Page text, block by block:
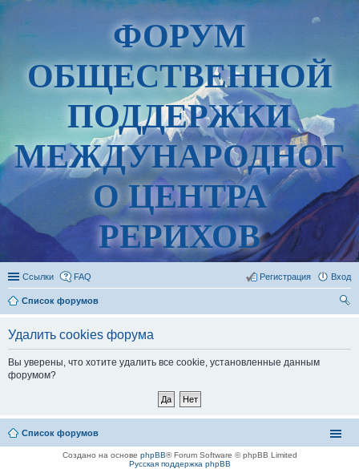
ФОРУМ
ОБЩЕСТВЕННОЙ
ПОДДЕРЖКИ
МЕЖДУНАРОДНОГ
О ЦЕНТРА
РЕРИХОВ
Ссылки FAQ Вход
Регистрация
Список форумов
Удалить cookies форума
Вы уверены, что хотите удалить все cookie, установленные данным
форумом?
Список форумов
Создано на основе phpBB® Forum Software © phpBB Limited
Русская поддержка phpBB